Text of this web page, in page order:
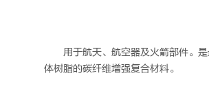
用于航天、航空器及火箭部件。
体树脂的碳纤维增强复合材料。